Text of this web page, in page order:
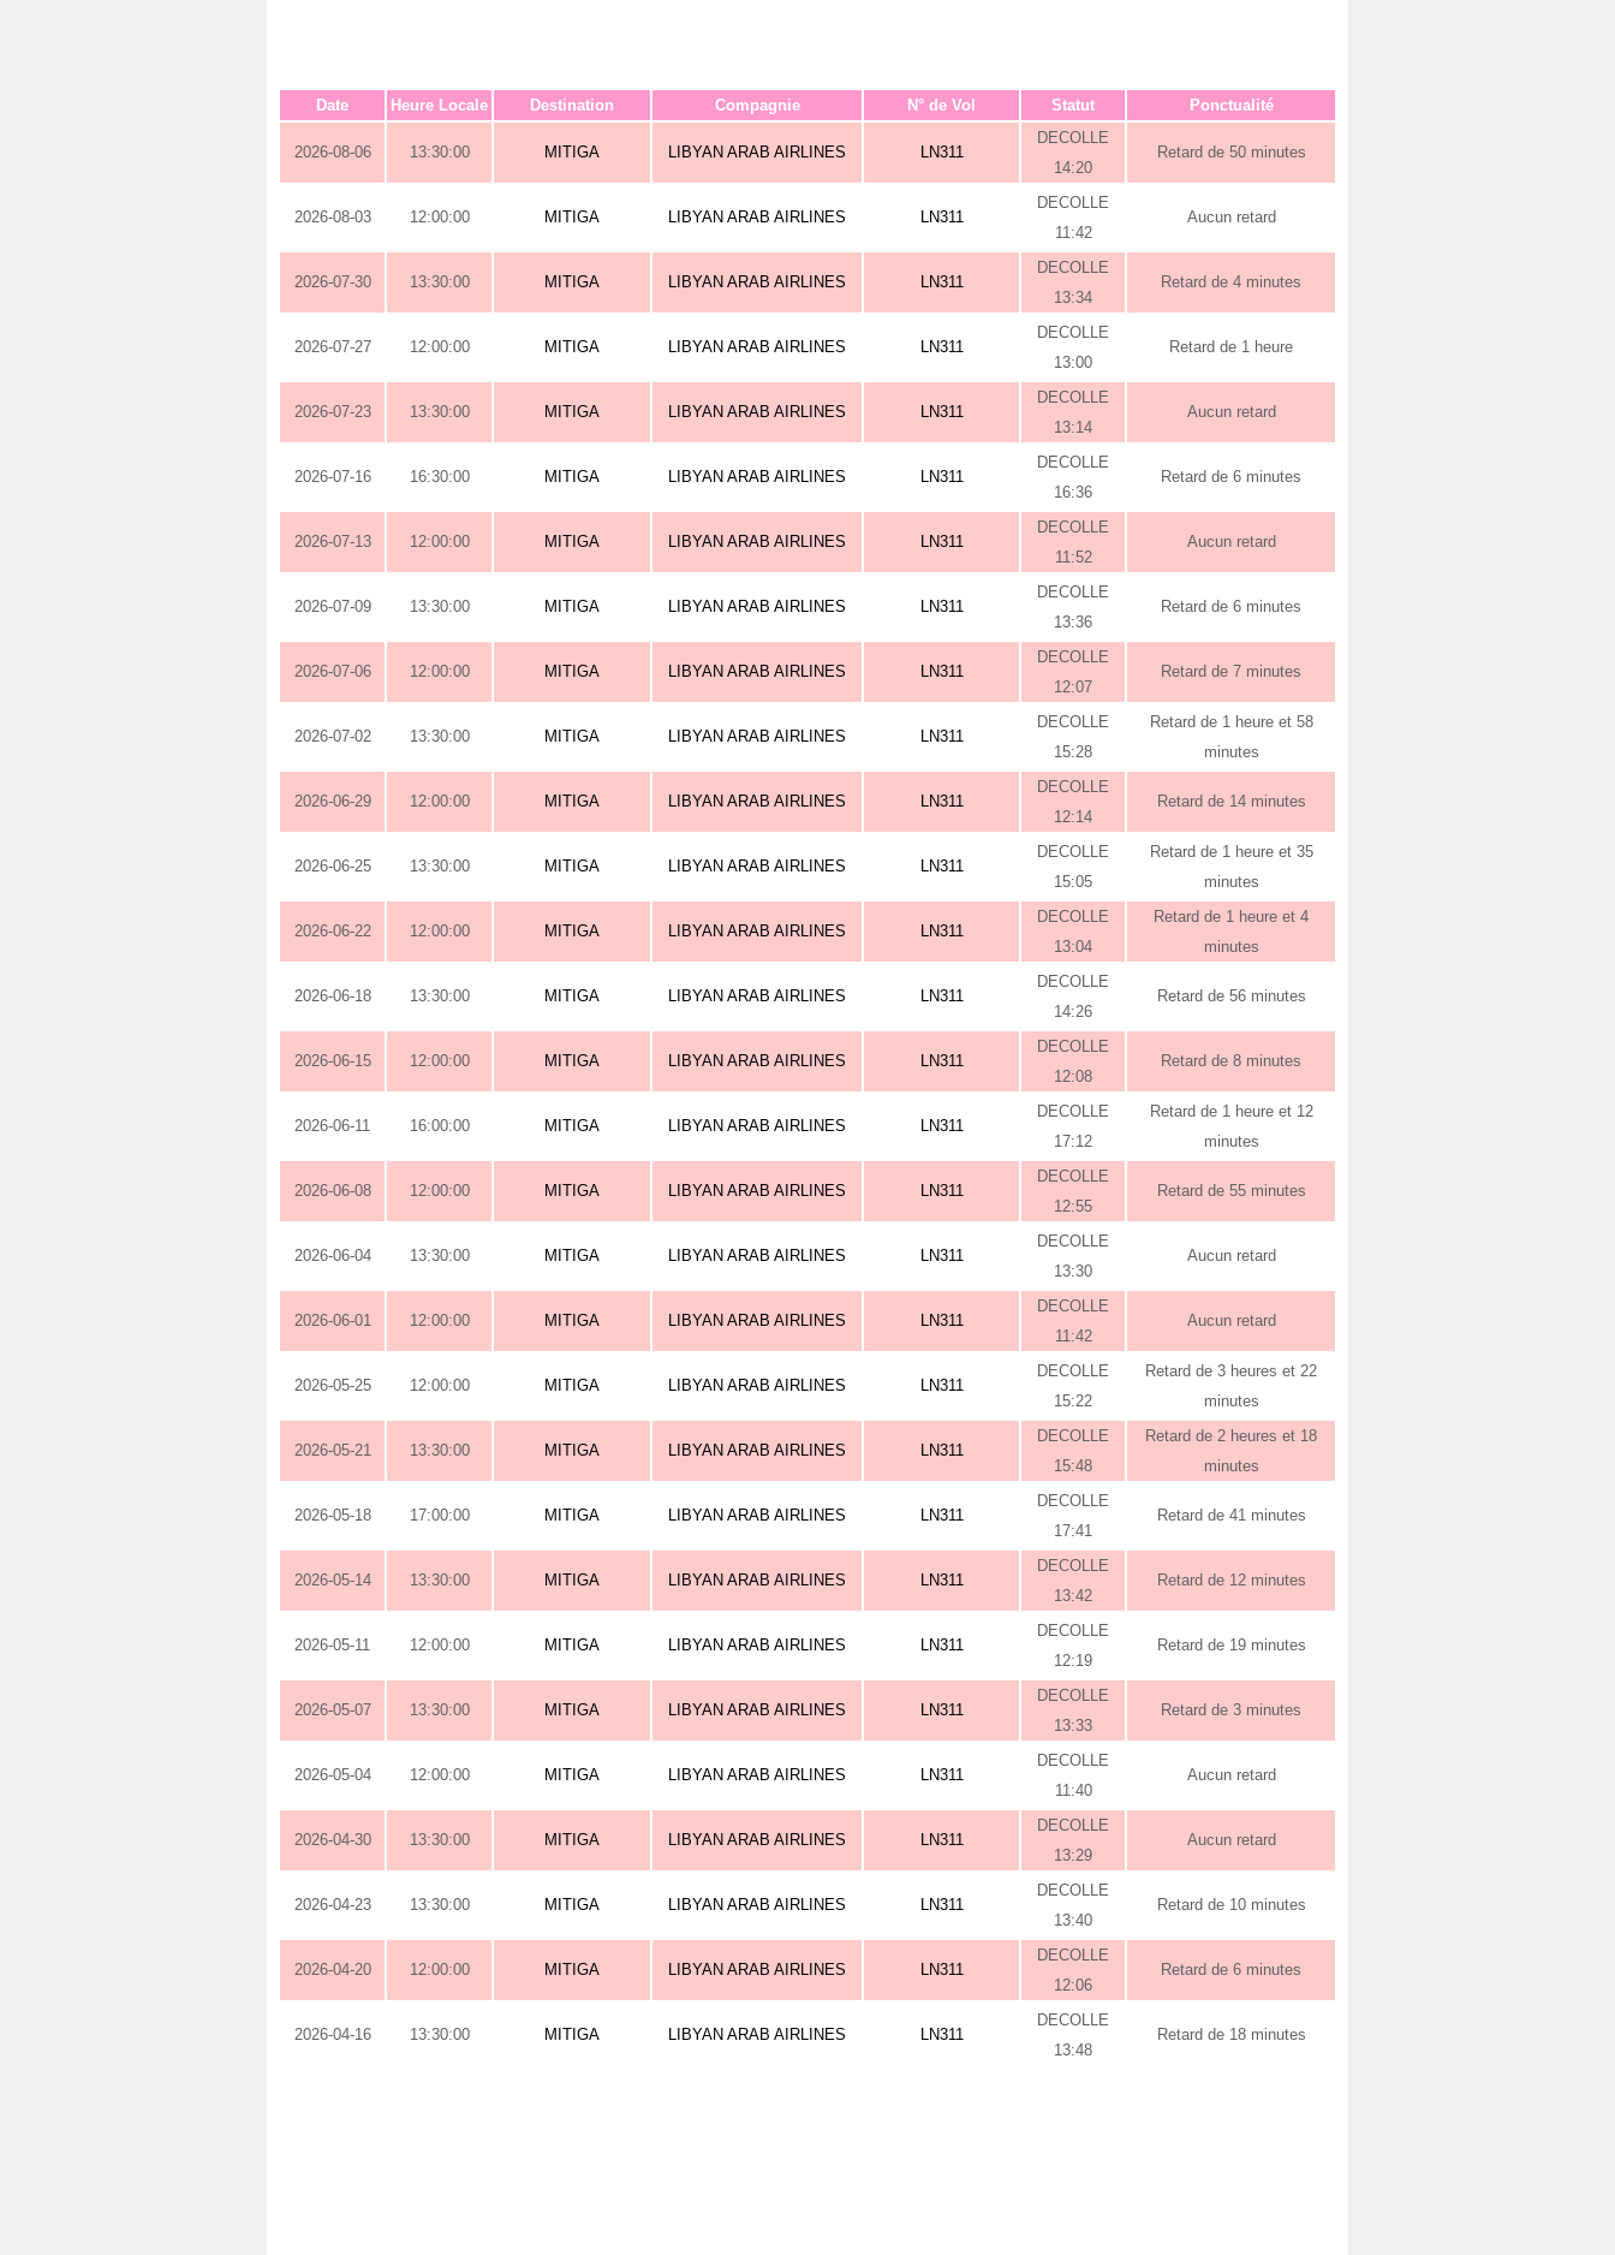
Date Heure Locale Destination Compagnie N° de Vol Statut Ponctualité
2026-08-06 13:30:00 MITIGA LIBYAN ARAB AIRLINES LN311
DECOLLE
14:20
Retard de 50 minutes
2026-08-03 12:00:00 MITIGA LIBYAN ARAB AIRLINES LN311
DECOLLE
11:42
Aucun retard
2026-07-30 13:30:00 MITIGA LIBYAN ARAB AIRLINES LN311
DECOLLE
13:34
Retard de 4 minutes
2026-07-27 12:00:00 MITIGA LIBYAN ARAB AIRLINES LN311
DECOLLE
13:00
Retard de 1 heure
2026-07-23 13:30:00 MITIGA LIBYAN ARAB AIRLINES LN311
DECOLLE
13:14
Aucun retard
2026-07-16 16:30:00 MITIGA LIBYAN ARAB AIRLINES LN311
DECOLLE
16:36
Retard de 6 minutes
2026-07-13 12:00:00 MITIGA LIBYAN ARAB AIRLINES LN311
DECOLLE
11:52
Aucun retard
2026-07-09 13:30:00 MITIGA LIBYAN ARAB AIRLINES LN311
DECOLLE
13:36
Retard de 6 minutes
2026-07-06 12:00:00 MITIGA LIBYAN ARAB AIRLINES LN311
DECOLLE
12:07
Retard de 7 minutes
2026-07-02 13:30:00 MITIGA LIBYAN ARAB AIRLINES LN311
DECOLLE
15:28
Retard de 1 heure et 58
minutes
2026-06-29 12:00:00 MITIGA LIBYAN ARAB AIRLINES LN311
DECOLLE
12:14
Retard de 14 minutes
2026-06-25 13:30:00 MITIGA LIBYAN ARAB AIRLINES LN311
DECOLLE
15:05
Retard de 1 heure et 35
minutes
2026-06-22 12:00:00 MITIGA LIBYAN ARAB AIRLINES LN311
DECOLLE
13:04
Retard de 1 heure et 4
minutes
2026-06-18 13:30:00 MITIGA LIBYAN ARAB AIRLINES LN311
DECOLLE
14:26
Retard de 56 minutes
2026-06-15 12:00:00 MITIGA LIBYAN ARAB AIRLINES LN311
DECOLLE
12:08
Retard de 8 minutes
2026-06-11 16:00:00 MITIGA LIBYAN ARAB AIRLINES LN311
DECOLLE
17:12
Retard de 1 heure et 12
minutes
2026-06-08 12:00:00 MITIGA LIBYAN ARAB AIRLINES LN311
DECOLLE
12:55
Retard de 55 minutes
2026-06-04 13:30:00 MITIGA LIBYAN ARAB AIRLINES LN311
DECOLLE
13:30
Aucun retard
2026-06-01 12:00:00 MITIGA LIBYAN ARAB AIRLINES LN311
DECOLLE
11:42
Aucun retard
2026-05-25 12:00:00 MITIGA LIBYAN ARAB AIRLINES LN311
DECOLLE
15:22
Retard de 3 heures et 22
minutes
2026-05-21 13:30:00 MITIGA LIBYAN ARAB AIRLINES LN311
DECOLLE
15:48
Retard de 2 heures et 18
minutes
2026-05-18 17:00:00 MITIGA LIBYAN ARAB AIRLINES LN311
DECOLLE
17:41
Retard de 41 minutes
2026-05-14 13:30:00 MITIGA LIBYAN ARAB AIRLINES LN311
DECOLLE
13:42
Retard de 12 minutes
2026-05-11 12:00:00 MITIGA LIBYAN ARAB AIRLINES LN311
DECOLLE
12:19
Retard de 19 minutes
2026-05-07 13:30:00 MITIGA LIBYAN ARAB AIRLINES LN311
DECOLLE
13:33
Retard de 3 minutes
2026-05-04 12:00:00 MITIGA LIBYAN ARAB AIRLINES LN311
DECOLLE
11:40
Aucun retard
2026-04-30 13:30:00 MITIGA LIBYAN ARAB AIRLINES LN311
DECOLLE
13:29
Aucun retard
2026-04-23 13:30:00 MITIGA LIBYAN ARAB AIRLINES LN311
DECOLLE
13:40
Retard de 10 minutes
2026-04-20 12:00:00 MITIGA LIBYAN ARAB AIRLINES LN311
DECOLLE
12:06
Retard de 6 minutes
2026-04-16 13:30:00 MITIGA LIBYAN ARAB AIRLINES LN311
DECOLLE
13:48
Retard de 18 minutes